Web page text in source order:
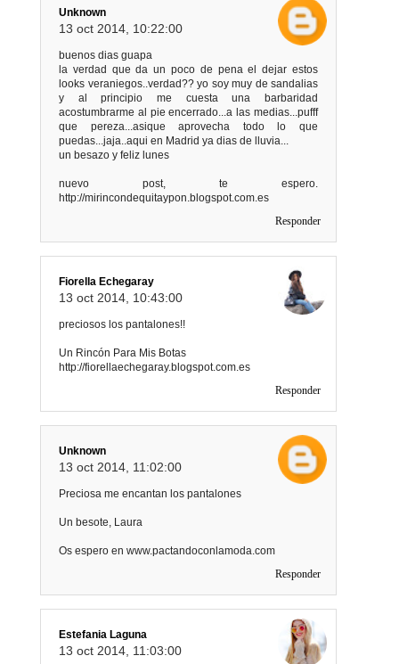
Unknown
13 oct 2014, 10:22:00
buenos dias guapa
la verdad que da un poco de pena el dejar estos
looks veraniegos..verdad?? yo soy muy de sandalias
y al principio me cuesta una barbaridad
acostumbrarme al pie encerrado...a las medias...pufff
que pereza...asique aprovecha todo lo que
puedas...jaja..aqui en Madrid ya dias de lluvia...
un besazo y feliz lunes
nuevo post, te espero.
http://mirincondequitaypon.blogspot.com.es
Responder
Fiorella Echegaray
13 oct 2014, 10:43:00
preciosos los pantalones!!
Un Rincón Para Mis Botas
http://fiorellaechegaray.blogspot.com.es
Responder
Unknown
13 oct 2014, 11:02:00
Preciosa me encantan los pantalones
Un besote, Laura
Os espero en www.pactandoconlamoda.com
Responder
Estefania Laguna
13 oct 2014, 11:03:00